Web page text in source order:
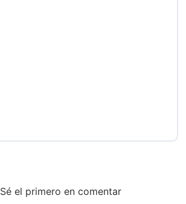
Sé el primero en comentar